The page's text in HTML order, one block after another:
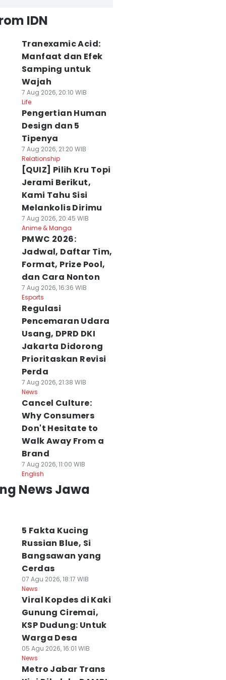
IDN
Tranexamic Acid:
Manfaat dan Efek
Samping untuk
Wajah
7 Aug 2026, 20:10 WIB
Life
Pengertian Human
Design dan 5
Tipenya
7 Aug 2026, 21:20 WIB
Relationship
[QUIZ] Pilih Kru Topi
Jerami Berikut,
Kami Tahu Sisi
Melankolis Dirimu
7 Aug 2026, 20:45 WIB
Anime & Manga
PMWC 2026:
Jadwal, Daftar Tim,
Format, Prize Pool,
dan Cara Nonton
7 Aug 2026, 16:36 WIB
Esports
Regulasi
Pencemaran Udara
Usang, DPRD DKI
Jakarta Didorong
Prioritaskan Revisi
Perda
7 Aug 2026, 21:38 WIB
News
Cancel Culture:
Why Consumers
Don't Hesitate to
Walk Away From a
Brand
7 Aug 2026, 11:00 WIB
English
News Jawa
5 Fakta Kucing
Russian Blue, Si
Bangsawan yang
Cerdas
07 Agu 2026, 18:17 WIB
News
Viral Kopdes di Kaki
Gunung Ciremai,
KSP Dudung: Untuk
Warga Desa
05 Agu 2026, 16:01 WIB
News
Metro Jabar Trans